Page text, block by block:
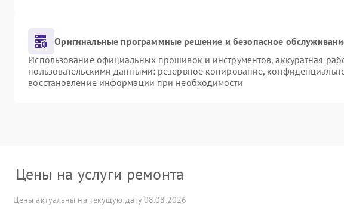
Оригинальные программные решение и безопасное
Использование официальных прошивок и инструментов, аккуратная
пользовательскими данными: резервное копирование,
восстановление информации при необходимости
Цены на услуги ремонта
Цены актуальны на текущую дату 08.08.2026